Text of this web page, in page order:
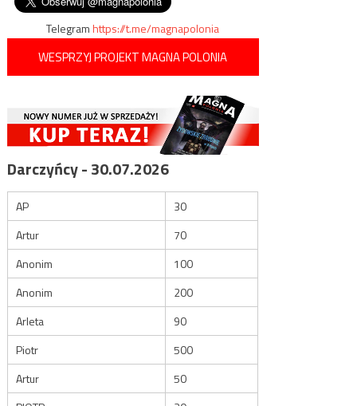
Telegramhttps://t.me/magnapolonia
WESPRZYJ PROJEKT MAGNA POLONIA
Darczyńcy - 30.07.2026
AP
30
Artur
70
Anonim
100
Anonim
200
Arleta
90
Piotr
500
Artur
50